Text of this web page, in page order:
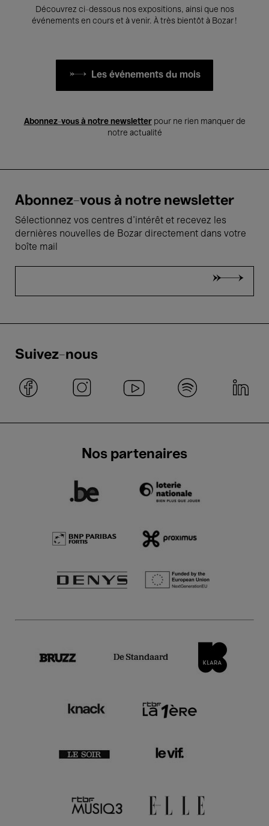
Découvrez ci-dessous nos expositions, ainsi que nos
événements en cours et à venir. À très bientôt à Bozar !
Les événements du mois
Abonnez-vous à notre newsletterpour ne rien manquer de
notre actualité
Abonnez-vous à notre newsletter
Sélectionnez vos centres d'intérêt et recevez les
dernières nouvelles de Bozar directement dans votre
boîte mail
Suivez-nous
Nos partenaires